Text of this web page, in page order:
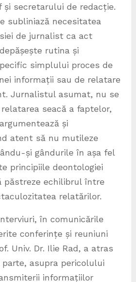
secretarului de redacție.
subliniază necesitatea
de jurnalist ca act
rutina și
simplului proces de
informații sau de relatare
Jurnalistul asumat, nu se
seacă a faptelor,
și
atent să nu mutileze
și gândurile în așa fel
principiile deontologiei
păstreze echilibrul între
relatărilor.
în comunicările
conferințe și reuniuni
Univ. Dr. Ilie Rad, a atras
asupra pericolului
informațiilor